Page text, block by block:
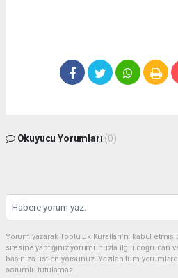
Okuyucu Yorumları (0)
Yorum yazarak Topluluk Kuralları’nı kabul
sitesine yaptığınız yorumunuzla ilgili doğrudan
başınıza üstleniyorsunuz. Yazılan tüm
sorumlu tutulamaz.